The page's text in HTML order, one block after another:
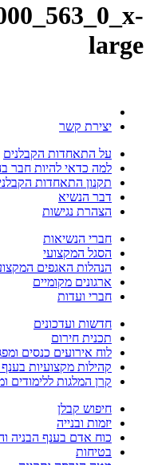
large
יצירת קשר
על התאחדות הקבלנים
למה כדאי להיות חבר
תקנון התאחדות
דבר הנשיא
הצהרת נגישות
חברי הנשיאות
הסגל המקצועי
הנהלות האגפים
ארגונים מקומיים
חברי ועדות
חדשות ועדכונים
תכנית חירום
לוח אירועים כנסים
קהילות מקצועיות
קרן המלגות ללימודים
חיפוש קבלן
יזמות ובנייה
כוח אדם בענף הבניה
בטיחות